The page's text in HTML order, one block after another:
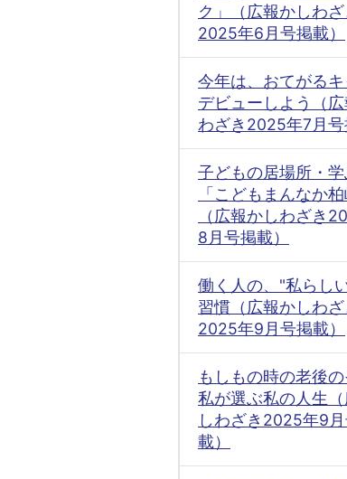
ク」（広報かしわざ
2025年6月号掲載）
今年は、おてがる
デビューしよう（
わざき2025年7月号
子どもの居場所・
「こどもまんなか柏
（広報かしわざき
8月号掲載）
働く人の、"私らし
習慣（広報かしわざ
2025年9月号掲載）
もしもの時の老後の
私が選ぶ私の人生
しわざき2025年9
載）